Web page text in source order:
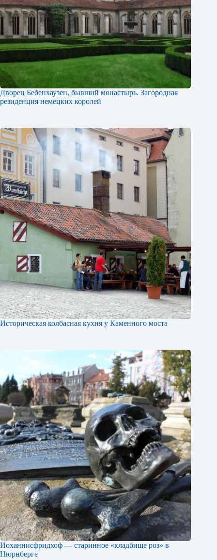
Дворец Бебенхаузен, бывший монастырь. Загородная
резиденция немецких королей
Историческая колбасная кухня у Каменного моста
Иоханнисфридхоф — старинное «кладбище роз» в
Нюрнберге